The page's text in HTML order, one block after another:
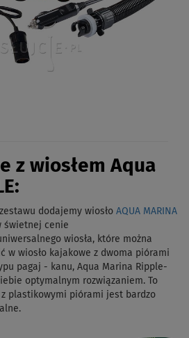
z wiosłem Aqua
dodajemy wiosło AQUA MARINA
świetnej cenie
wiosła, które można
w wiosło kajakowe z dwoma piórami
pagaj - kanu, Aqua Marina Ripple-
optymalnym rozwiązaniem. To
plastikowymi piórami jest bardzo